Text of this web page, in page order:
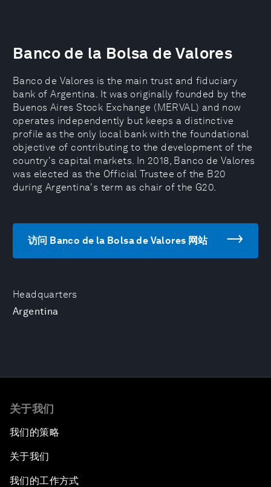
Headquarters
Argentina
Banco de la Bolsa de Valores
Banco de Valores is the main trust and fiduciary
bank of Argentina. It was originally founded by the
Buenos Aires Stock Exchange (MERVAL) and now
operates independently but keeps a distinctive
profile as the only local bank with the foundational
objective of contributing to the development of the
country's capital markets. In 2018, Banco de Valores
was elected as the Official Trustee of the B20
during Argentina's term as chair of the G20.
访问 Banco de la Bolsa de Valores 网站
关于我们
我们的策略
关于我们
我们的工作方式